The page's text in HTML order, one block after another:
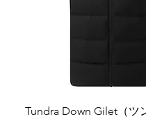
Tundra Down Gilet（ツ